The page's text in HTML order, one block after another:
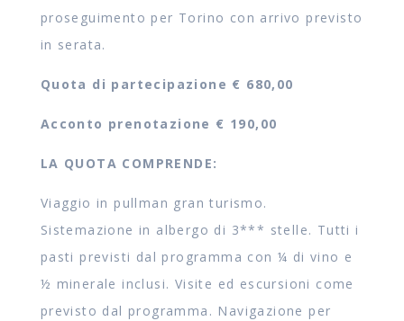
proseguimento per Torino con arrivo previsto
in serata.
Quota di partecipazione € 680,00
Acconto prenotazione € 190,00
LA QUOTA COMPRENDE:
Viaggio in pullman gran turismo.
Sistemazione in albergo di 3*** stelle. Tutti i
pasti previsti dal programma con ¼ di vino e
½ minerale inclusi. Visite ed escursioni come
previsto dal programma. Navigazione per